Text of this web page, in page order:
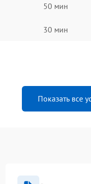
50 мин
30 мин
Показать все